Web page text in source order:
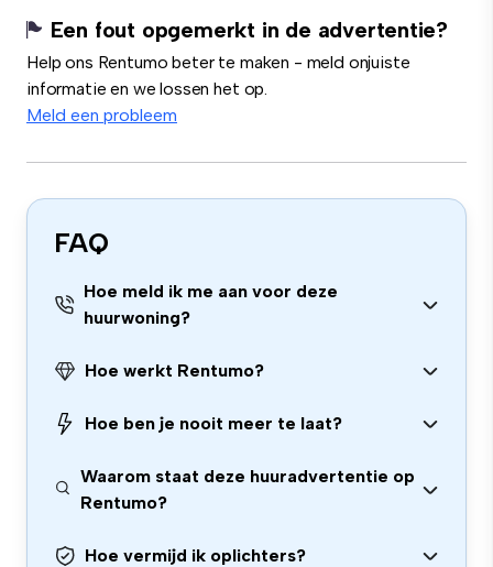
Een fout opgemerkt in de advertentie?
Help ons Rentumo beter te maken - meld onjuiste
informatie en we lossen het op.
Meld een probleem
FAQ
Hoe meld ik me aan voor deze
huurwoning?
Hoe werkt Rentumo?
Hoe ben je nooit meer te laat?
Waarom staat deze huuradvertentie op
Rentumo?
Hoe vermijd ik oplichters?